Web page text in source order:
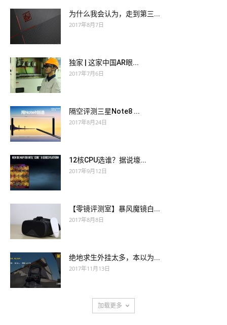
为什么我会认为，走到第三...
2017年8月7日
独家 | 这家中国AR眼...
2017年7月6日
隔空评测三星Note8 ...
2017年8月24日
12核CPU选谁？据说壕...
2017年9月12日
【零镜评测室】暴风魔镜白...
2017年8月8日
绝地求生外挂太多，本以为...
2017年11月13日
加载更多